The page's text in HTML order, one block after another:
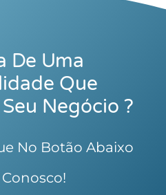
De Uma
Que
Negócio ?
No Botão Abaixo
Conosco!